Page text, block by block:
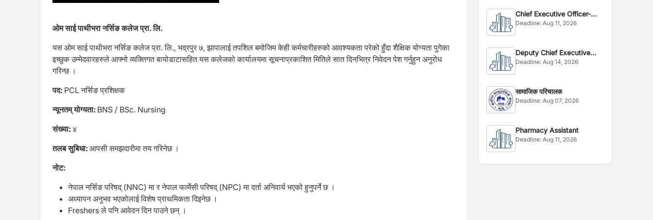
ओम साई पाथीभरा नर्सिङ कलेज प्रा. लि.
यस ओम साई पाथीभरा नर्सिङ कलेज प्रा. लि., भद्रपुर ७, झापालाई तपशिल बमोजिम केही कर्मचारीहरुको आवश्यकता परेको हुँदा शैक्षिक योग्यता पुगेका
इच्छुक उम्मेदवारहरुले आफ्नो व्यक्तिगत बायोडाटासहित यस कलेजको कार्यालयमा सूचनाप्रकाशित मितिले सात दिनभित्र निवेदन पेश गर्नुहुन अनुरोध
गरिन्छ ।
पद: PCL नर्सिङ प्रशिक्षक
न्यूनतम् योग्यता: BNS / BSc. Nursing
संख्या: ४
तलब सुबिधा: आपसी समझदारीमा तय गरिनेछ ।
नोट:
नेपाल नर्सिङ परिषद् (NNC) मा र नेपाल फार्मेसी परिषद् (NPC) मा दर्ता अनिवार्य भएको हुनुपर्ने छ ।
अध्यापन अनुभव भएकोलाई विशेष प्राथमिकता दिइनेछ ।
Freshers ले पनि आवेदन दिन पाउने छन् ।
Chief Executive Officer-
CEO
Deadline:Aug 11, 2026
Deputy Chief Executive
Officer
Deadline:Aug 14, 2026
सामाजिक परिचालक
Deadline:Aug 07, 2026
Pharmacy Assistant
Deadline:Aug 11, 2026